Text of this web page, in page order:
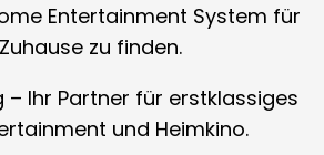
Entertainment System für
zu finden.
– Ihr Partner für erstklassiges
und Heimkino.